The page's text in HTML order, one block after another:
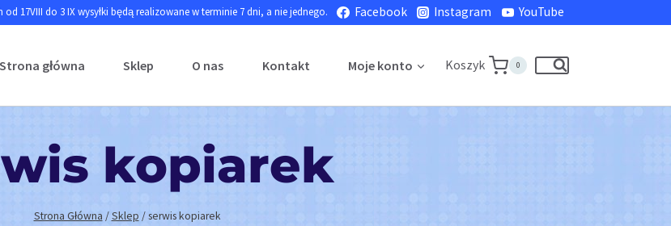
od 17VIII do 3 IX wysyłki będą realizowane w terminie 7 dni, a nie jednego. Facebook Instagram YouTube
Strona główna Sklep O nas Kontakt Moje konto Koszyk 0
kopiarek
Strona Główna / Sklep / serwis kopiarek